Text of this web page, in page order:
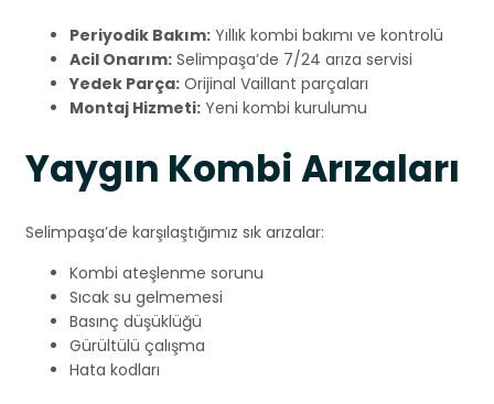
Periyodik Bakım: Yıllık kombi bakımı ve kontrolü
Acil Onarım: Selimpaşa’de 7/24 arıza servisi
Yedek Parça: Orijinal Vaillant parçaları
Montaj Hizmeti: Yeni kombi kurulumu
Yaygın Kombi Arızaları
Selimpaşa’de karşılaştığımız sık arızalar:
Kombi ateşlenme sorunu
Sıcak su gelmemesi
Basınç düşüklüğü
Gürültülü çalışma
Hata kodları